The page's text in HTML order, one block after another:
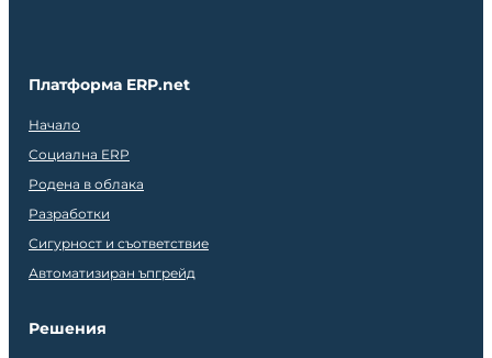
Платформа ERP.net
Начало
Социална ERP
Родена в облака
Разработки
Сигурност и съответствие
Автоматизиран ъпгрейд
Решения